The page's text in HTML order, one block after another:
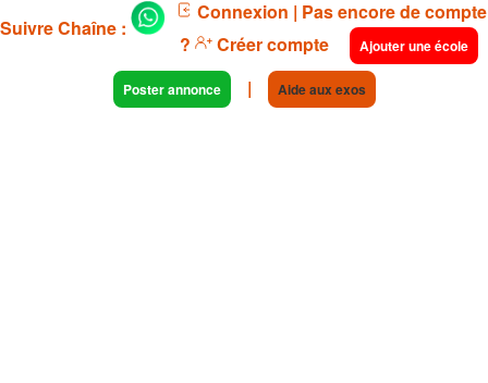
Suivre Chaîne :
Connexion | Pas encore de compte
?
Créer compte Ajouter une école
Poster annonce | Aide aux exos